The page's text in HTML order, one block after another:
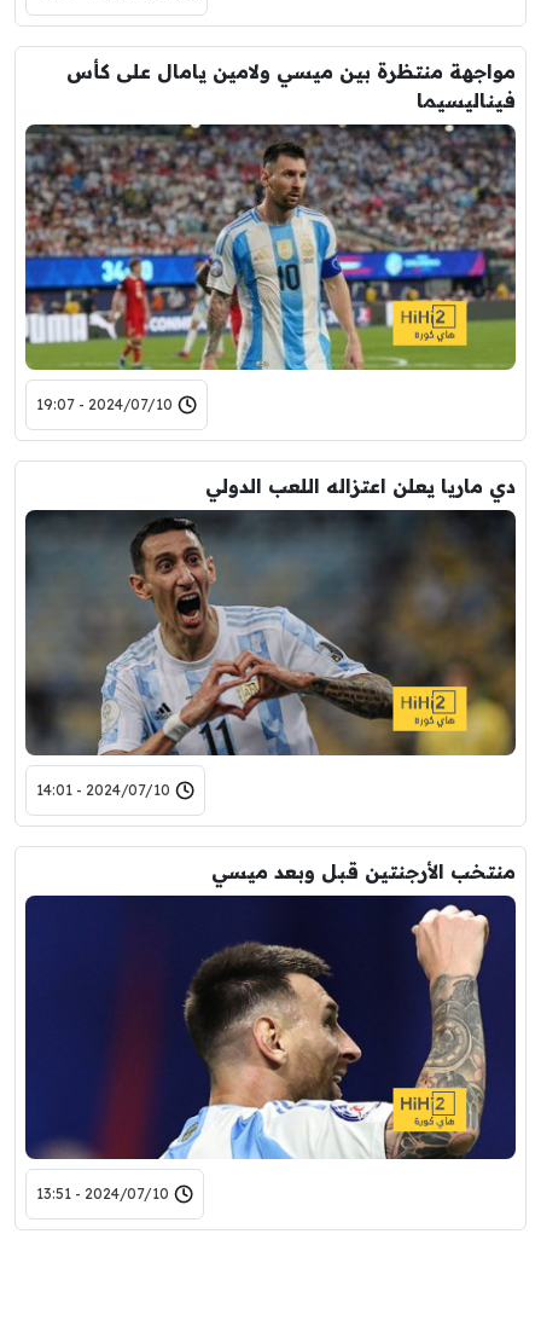
مواجهة منتظرة بين ميسي ولامين يامال على كأس
فيناليسيما
2024/07/10 - 19:07
دي ماريا يعلن اعتزاله اللعب الدولي
2024/07/10 - 14:01
منتخب الأرجنتين قبل وبعد ميسي
2024/07/10 - 13:51